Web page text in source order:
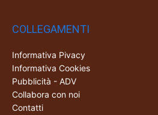
COLLEGAMENTI
Informativa Pivacy
Informativa Cookies
Pubblicità - ADV
Collabora con noi
Contatti